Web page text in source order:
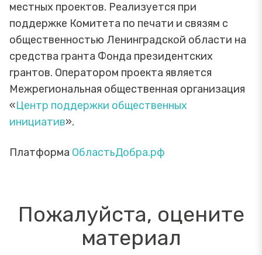
местных проектов. Реализуется при
поддержке Комитета по печати и связям с
общественностью Ленинградской области на
средства гранта Фонда президентских
грантов. Оператором проекта является
Межрегиональная общественная организация
«Центр поддержки общественных
инициатив».
Платформа ОбластьДобра.рф
Пожалуйста, оцените
материал